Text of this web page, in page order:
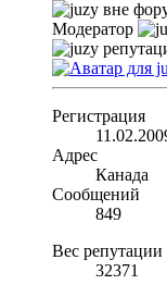
Модератор
Регистрация
Адрес
Канада
Сообщений
849
Вес репутации
32371